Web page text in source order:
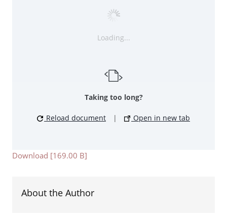
Loading...
Taking too long?
Reload document | Open in new tab
Download [169.00 B]
About the Author